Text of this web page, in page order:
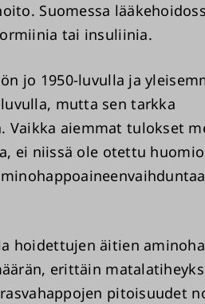
Suomessa
tai insuliinia.
jo 1950-luvulla ja
mutta sen tarkka
Vaikka aiemmat tulokset
ei niissä ole otettu
hoidettujen äitien
erittäin
pitoisuudet